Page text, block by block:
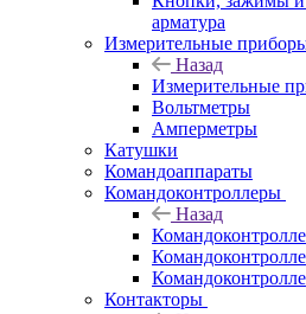
арматура
Измерительные
Назад
Измерительные
Вольтметры
Амперметры
Катушки
Командоаппараты
Командоконтроллеры
Назад
Контакторы